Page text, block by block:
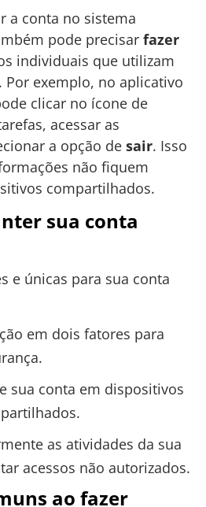
a conta no sistema
pode precisar fazer
individuais que utilizam
exemplo, no aplicativo
clicar no ícone de
acessar as
a opção de sair. Isso
não fiquem
compartilhados.
sua conta
e únicas para sua conta
em dois fatores para
sua conta em dispositivos
as atividades da sua
acessos não autorizados.
ao fazer